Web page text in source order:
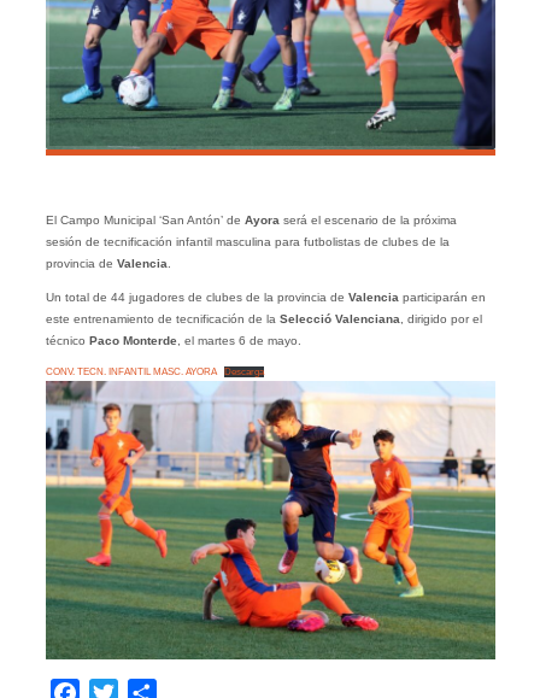
El Campo Municipal ‘San Antón’ de Ayoraserá el escenario de la próxima
sesión de tecnificación infantil masculina para futbolistas de clubes de la
provincia de Valencia.
Un total de 44 jugadores de clubes de la provincia de Valenciaparticiparán en
este entrenamiento de tecnificación de la Selecció Valenciana, dirigido por el
técnico Paco Monterde, el martes 6 de mayo.
CONV. TECN. INFANTIL MASC. AYORA Descarga
Facebook
Twitter